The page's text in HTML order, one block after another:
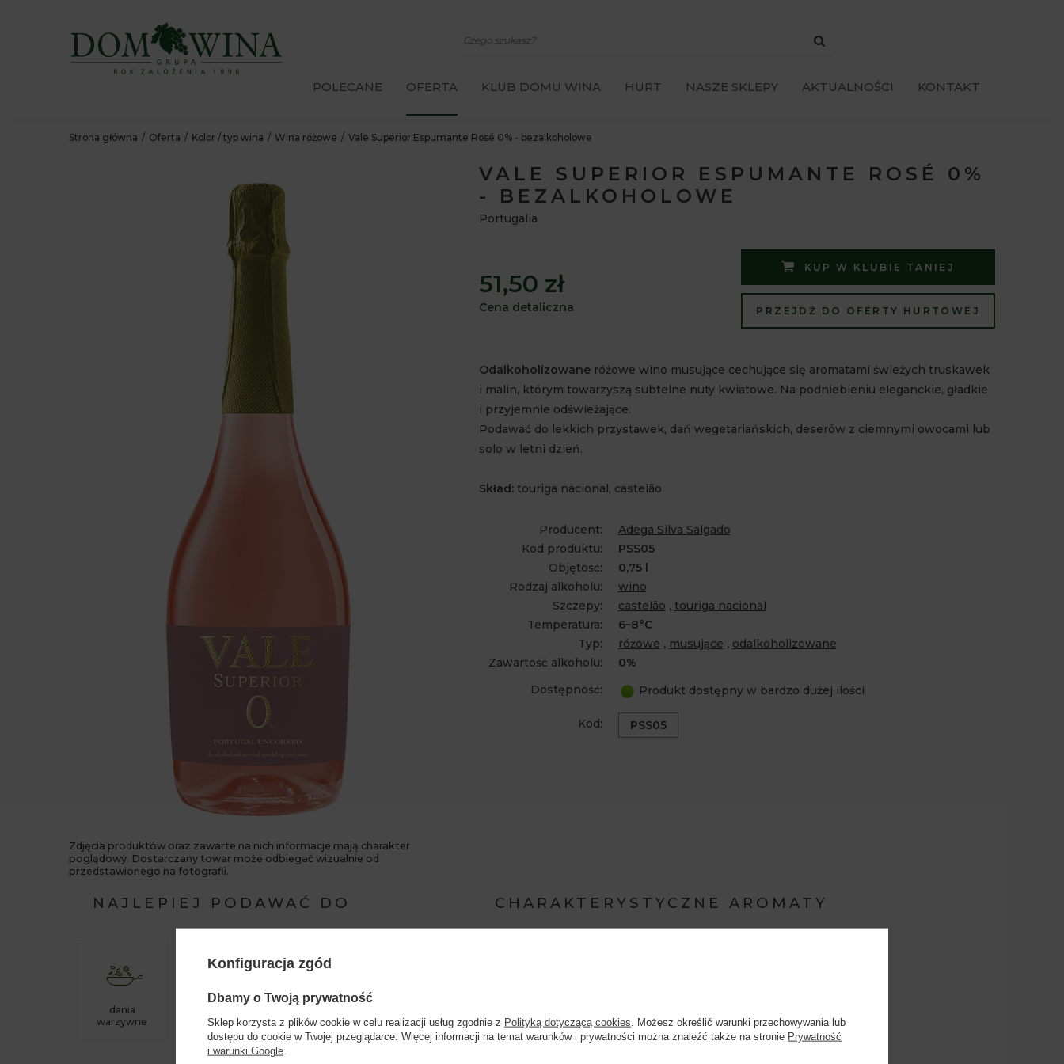
POLECANE OFERTA KLUB DOMU WINA HURT NASZE SKLEPY AKTUALNOŚCI KONTAKT
Strona główna Oferta Kolor / typ wina Wina różowe Vale Superior Espumante Rosé 0% - bezalkoholowe
VALE SUPERIOR ESPUMANTE ROSÉ 0%
- BEZALKOHOLOWE
Portugalia
Zdjęcia produktów oraz zawarte na nich informacje mają charakter
poglądowy. Dostarczany towar może odbiegać wizualnie od
przedstawionego na fotografii.
51,50 zł
Cena detaliczna
KUP W KLUBIE TANIEJ
PRZEJDŹ DO OFERTY HURTOWEJ
Odalkoholizowane różowe wino musujące cechujące się aromatami świeżych truskawek
i malin, którym towarzyszą subtelne nuty kwiatowe. Na podniebieniu eleganckie, gładkie
i przyjemnie odświeżające.
Podawać do lekkich przystawek, dań wegetariańskich, deserów z ciemnymi owocami lub
solo w letni dzień.
Skład:touriga nacional, castelão
Producent:
Adega Silva Salgado
Kod produktu:
PSS05
Objętość:
0,75 l
Rodzaj alkoholu:
wino
Szczepy:
castelão , touriga nacional
Temperatura:
6–8°C
Typ:
różowe , musujące , odalkoholizowane
Zawartość alkoholu:
0%
Dostępność:
Produkt dostępny w bardzo dużej ilości
Kod: PSS05
NAJLEPIEJ PODAWAĆ DO
dania
warzywne
CHARAKTERYSTYCZNE AROMATY
Konfiguracja zgód
Dbamy o Twoją prywatność
Sklep korzysta z plików cookie w celu realizacji usług zgodnie z Polityką dotyczącą cookies . Możesz określić warunki przechowywania lub
dostępu do cookie w Twojej przeglądarce. Więcej informacji na temat warunków i prywatności można znaleźć także na stronie Prywatność
i warunki Google